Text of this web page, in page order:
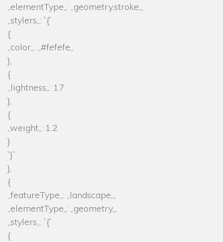
„elementType„: „geometry.stroke„,
„stylers„: `{`
{
„color„: „#fefefe„
},
{
„lightness„: 17
},
{
„weight„: 1.2
}
`}`
},
{
„featureType„: „landscape„,
„elementType„: „geometry„,
„stylers„: `{`
{